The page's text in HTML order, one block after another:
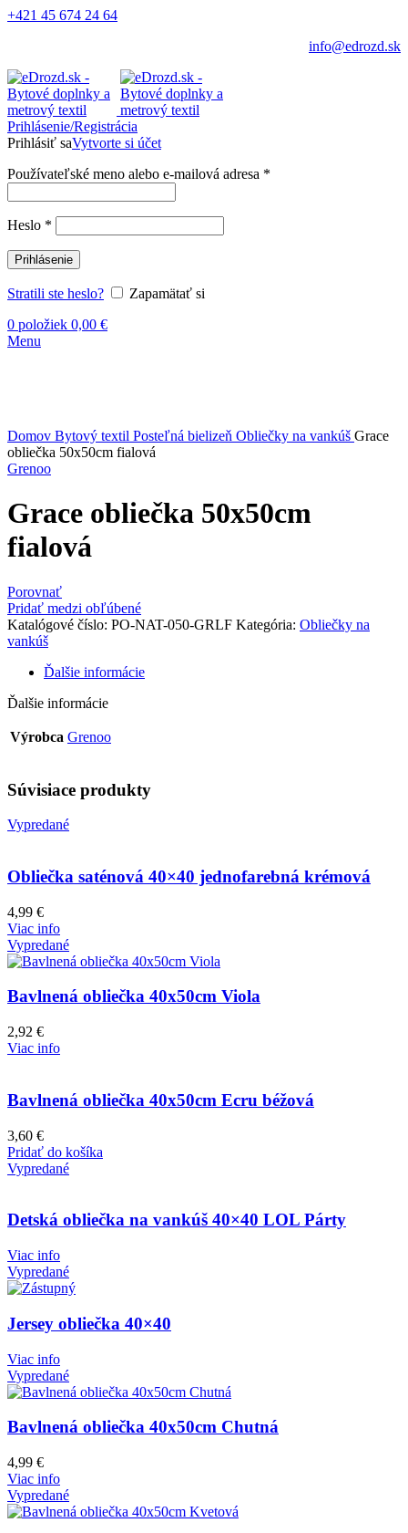
+421 45 674 24 64
info@edrozd.sk
Prihlásenie/Registrácia
Prihlásiť saVytvorte si účet
Používateľské meno alebo e-mailová adresa *
Heslo *
Prihlásenie
Stratili ste heslo?
Zapamätať si
0 položiek 0,00 €
Menu
Domov Bytový textil Posteľná bielizeň Obliečky na vankúš Grace
obliečka 50x50cm fialová
Grenoo
Grace obliečka 50x50cm
fialová
Porovnať
Pridať medzi obľúbené
Katalógové číslo: PO-NAT-050-GRLF Kategória: Obliečky na
vankúš
Ďalšie informácie
Ďalšie informácie
Výrobca Grenoo
Súvisiace produkty
Vypredané
Obliečka saténová 40×40 jednofarebná krémová
4,99 €
Viac info
Vypredané
Bavlnená obliečka 40x50cm Viola
2,92 €
Viac info
Bavlnená obliečka 40x50cm Ecru béžová
3,60 €
Pridať do košíka
Vypredané
Detská obliečka na vankúš 40×40 LOL Párty
Viac info
Vypredané
Jersey obliečka 40×40
Viac info
Vypredané
Bavlnená obliečka 40x50cm Chutná
4,99 €
Viac info
Vypredané